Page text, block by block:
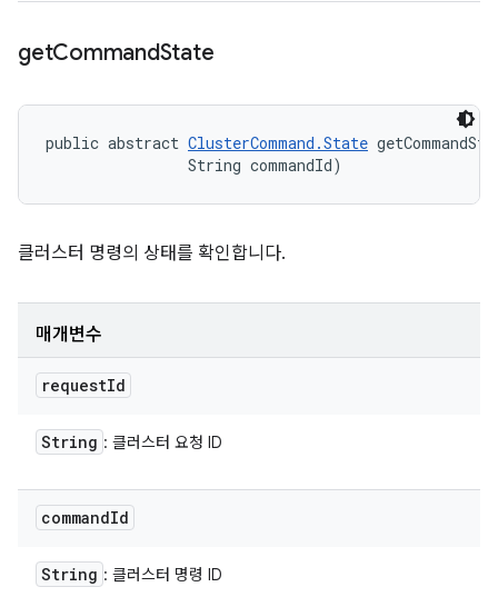
getCommandState
public abstract ClusterCommand.State
                String commandId)
클러스터 명령의 상태를 확인합니다.
매개변수
requestId
String : 클러스터 요청 ID
commandId
String : 클러스터 명령 ID